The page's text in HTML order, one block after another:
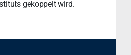
gekoppelt wird.